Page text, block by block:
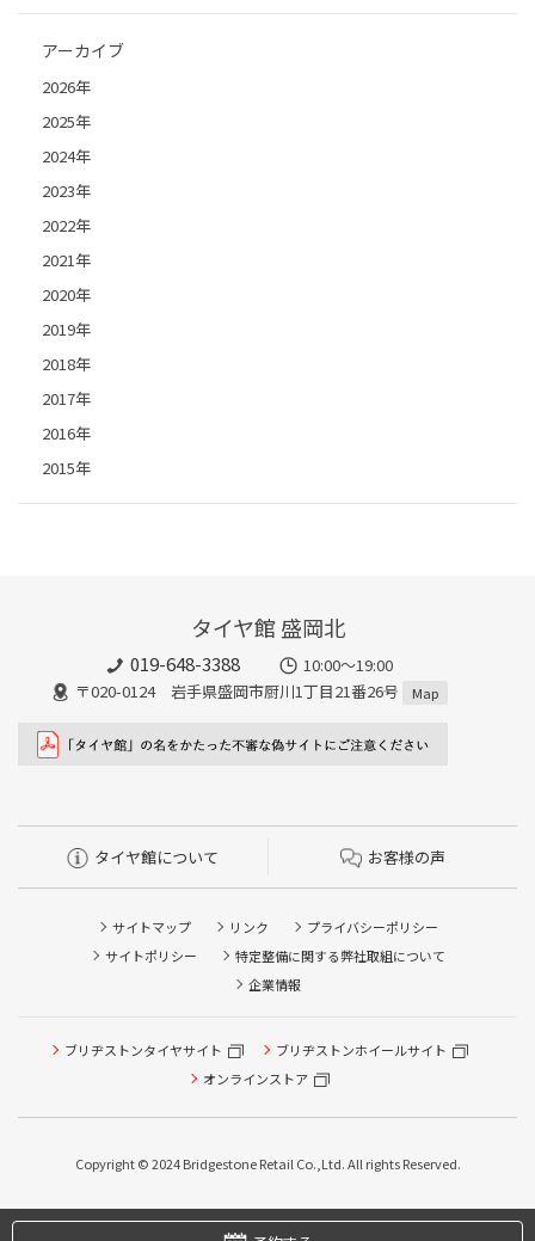
アーカイブ
2026年
2025年
2024年
2023年
2022年
2021年
2020年
2019年
2018年
2017年
2016年
2015年
タイヤ館 盛岡北
019-648-3388
10:00～19:00
〒020-0124 岩手県盛岡市厨川1丁目21番26号
Map
タイヤ館について お客様の声
サイトマップ リンク
プライバシーポリシー
サイトポリシー
特定整備に関する弊社取組について
企業情報
ブリヂストンタイヤサイト
ブリヂストンホイールサイト
オンラインストア
Copyright © 2024 Bridgestone Retail Co.,Ltd. All rights Reserved.
ピット作業の予約